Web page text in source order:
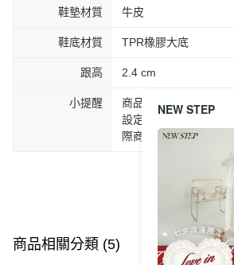
鞋墊材質 牛皮
鞋底材質 TPR橡膠大底
跟高 2.4 cm
小提醒
商品圖片顏色會因拍
設定不同，而造成部
際商品為主。
商品相關分類 (5)
NEW STEP